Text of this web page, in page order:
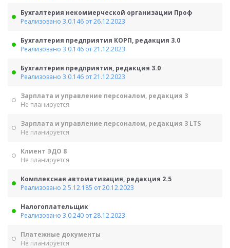
Бухгалтерия некоммерческой организации Проф
Реализовано 3.0.146 от 26.12.2023
Бухгалтерия предприятия КОРП, редакция 3.0
Реализовано 3.0.146 от 21.12.2023
Бухгалтерия предприятия, редакция 3.0
Реализовано 3.0.146 от 21.12.2023
Зарплата и управление персоналом, редакция 3
Не планируется
Зарплата и управление персоналом, редакция 3 LTS
Не планируется
Клиент ЭДО 8
Не планируется
Комплексная автоматизация, редакция 2.5
Реализовано 2.5.12.185 от 20.12.2023
Налогоплательщик
Реализовано 3.0.240 от 28.12.2023
Платежные документы
Не планируется